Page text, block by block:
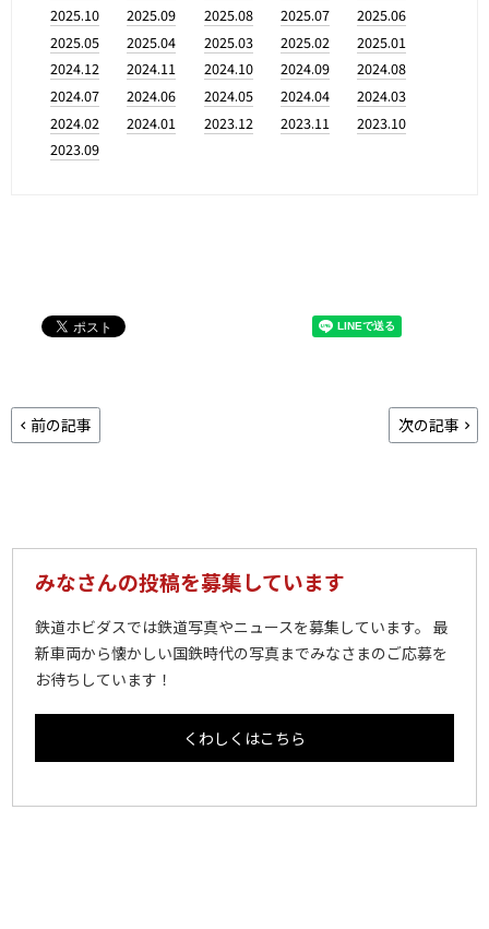
2025.10
2025.09 2025.08 2025.07
2025.06
2025.05
2025.04 2025.03 2025.02
2025.01
2024.12
2024.11 2024.10 2024.09
2024.08
2024.07
2024.06 2024.05 2024.04
2024.03
2024.02
2024.01 2023.12 2023.11
2023.10
2023.09
前の記事 次の記事
みなさんの投稿を募集しています
鉄道ホビダスでは鉄道写真やニュースを募集しています。 最
新車両から懐かしい国鉄時代の写真までみなさまのご応募を
お待ちしています！
くわしくはこちら